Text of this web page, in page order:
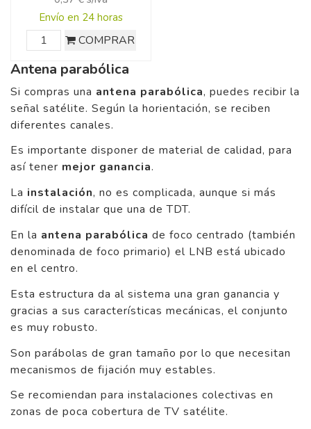
Envío en 24 horas
COMPRAR
Antena parabólica
Si compras una antena parabólica, puedes recibir la
señal satélite. Según la horientación, se reciben
diferentes canales.
Es importante disponer de material de calidad, para
así tener mejor ganancia.
La instalación, no es complicada, aunque si más
difícil de instalar que una de TDT.
En la antena parabólica de foco centrado (también
denominada de foco primario) el LNB está ubicado
en el centro.
Esta estructura da al sistema una gran ganancia y
gracias a sus características mecánicas, el conjunto
es muy robusto.
Son parábolas de gran tamaño por lo que necesitan
mecanismos de fijación muy estables.
Se recomiendan para instalaciones colectivas en
zonas de poca cobertura de TV satélite.